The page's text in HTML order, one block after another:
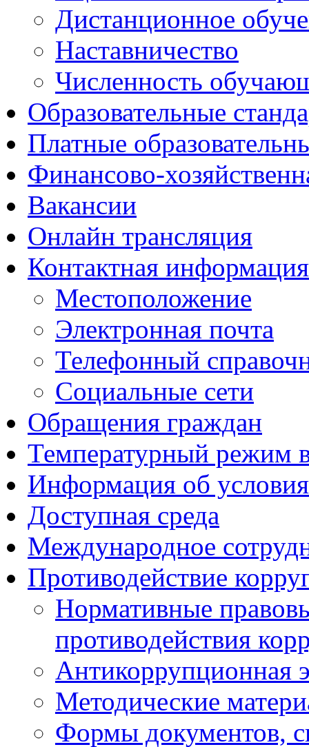
Дистанционное
Наставничество
Численность
Образовательные
Платные
Финансово-
Вакансии
Онлайн трансляция
Контактная информация
Местоположение
Электронная почта
Телефонный
Социальные сети
Обращения граждан
Температурный режим
Информация об
Доступная среда
Международное
Противодействие
Нормативные
противодействия
Антикоррупционная
Методические
Формы документов,